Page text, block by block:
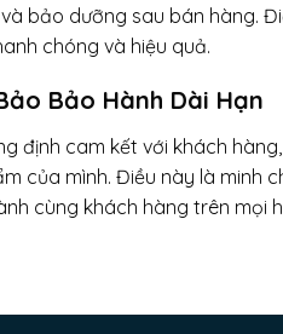
bảo dưỡng sau bán hàng.
chóng và hiệu quả.
Bảo Hành Dài Hạn
định cam kết với khách
của mình. Điều này là minh
cùng khách hàng trên mọi